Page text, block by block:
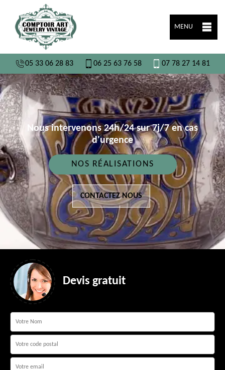
MENU
05 33 06 28 83 06 25 63 76 58 07 78 27 14 81
Nous intervenons 24h/24 sur 7j/7 en cas
d'urgence
NOS RÉALISATIONS
CONTACTEZ NOUS
Devis gratuit